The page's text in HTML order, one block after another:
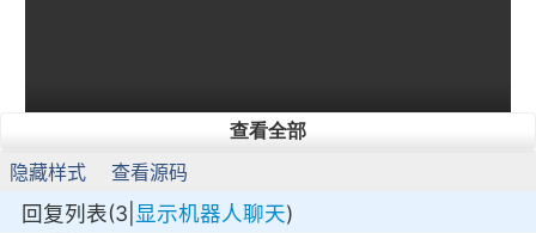
查看全部
隐藏样式 查看源码
回复列表(3| 显示机器人聊天)